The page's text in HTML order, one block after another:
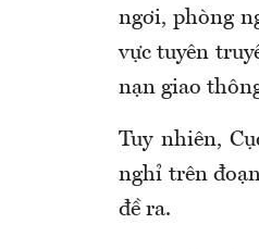
ngơi, phòng
vực tuyên
nạn giao
Tuy nhiên,
nghỉ trên
đề ra.